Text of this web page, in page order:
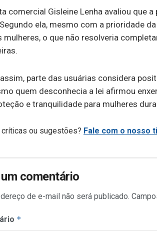
comercial Gisleine Lenha avaliou que
ela, mesmo com a prioridade
mulheres, o que não resolveria
parte das usuárias considera
quem desconhecia a lei afirmou
e tranquilidade para mulheres
críticas ou sugestões? Fale com o nosso
comentário
de e-mail não será publicado.
*